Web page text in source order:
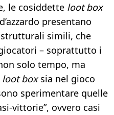
le cosiddette loot box
presentano
simili, che
– soprattutto i
solo tempo, ma
loot boxsia nel gioco
sperimentare quelle
vittorie”, ovvero casi